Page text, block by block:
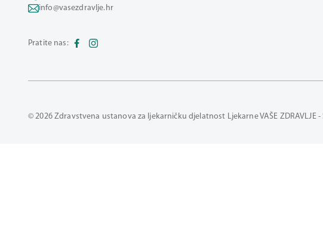
info@vasezdravlje.hr
Pratite nas:
© 2026 Zdravstvena ustanova za ljekarničku djelatnost Ljekarne VAŠE ZDRAVLJE -